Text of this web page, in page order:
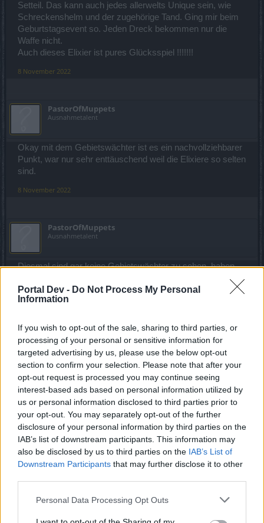
Portal Dev - Do Not Process My Personal
Information
If you wish to opt-out of the sale, sharing to third parties, or
processing of your personal or sensitive information for
targeted advertising by us, please use the below opt-out
section to confirm your selection. Please note that after your
opt-out request is processed you may continue seeing
interest-based ads based on personal information utilized by
us or personal information disclosed to third parties prior to
your opt-out. You may separately opt-out of the further
disclosure of your personal information by third parties on the
IAB’s list of downstream participants. This information may
also be disclosed by us to third parties on the IAB’s List of
Downstream Participants that may further disclose it to other
Personal Data Processing Opt Outs
Setteil. Das kann auch jedes allerwelts Unique sein, wie
Schreckenshelm und der zugehörige Tand. Ging mir beim
Geburtstagsevent so. Jeden Dreck bekommen nur die
Waffe nicht.
Auch dieses Elixier ist pures Glücksspiel !!!!!!!
8 November 2022
PastorOfMuppets
Ausnahmetalent
Okay mit dem Gebietswächter ist es ein nachvollziehbarer
Punkt, war nur sehr enttäuschend weil die Elixiere so selten
sind.
8 November 2022
PastorOfMuppets
Ausnahmetalent
Diesmal sind gar keine Gebietswächter zu sehen, haben
die Programmierer keine Tinte mehr auf dem Füller oder
warum sind die Mobs so farblos?
Gebietswächter wieder sichtbar.
Zuletzt bearbeitet:19 Januar 2023
19 Januar 2023
Axtkampf
Kenner der Foren
Hallo,
Kleiner Verbesserungsvorschlag. Bitte macht das Karmot
in Grimas Shop als einen Posten kaufbar. 1mal 2000